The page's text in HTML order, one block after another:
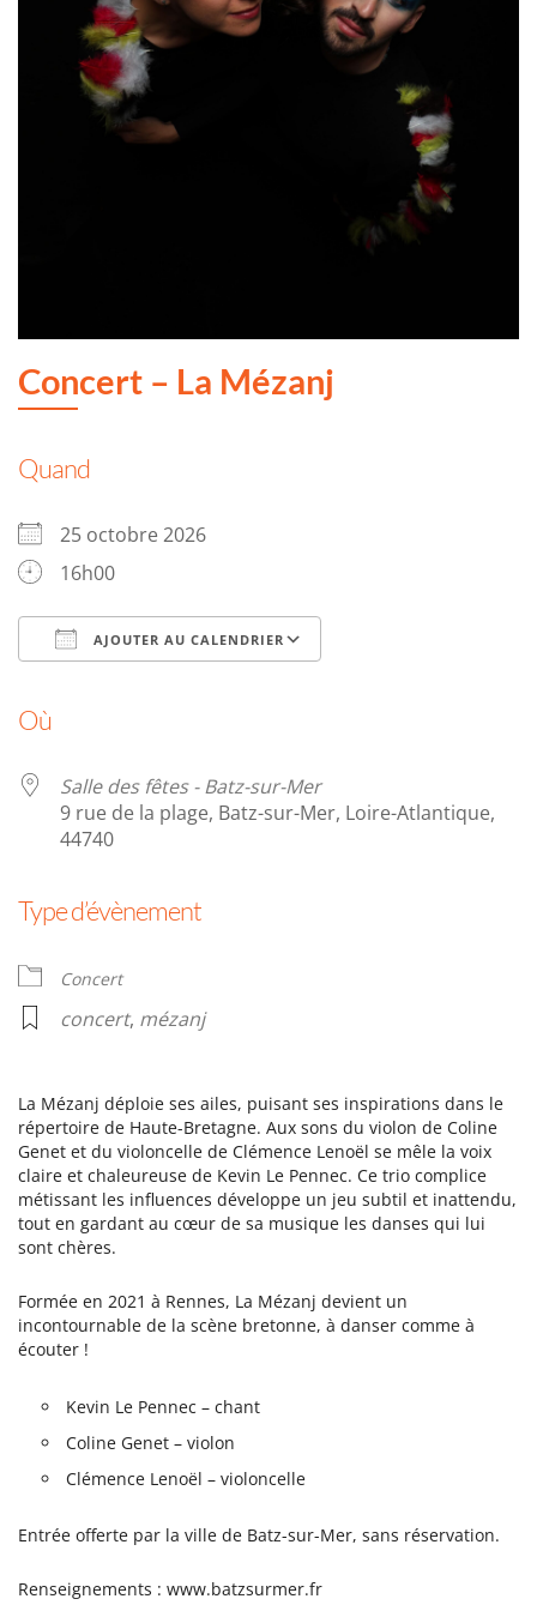
Concert – La Mézanj
Quand
25 octobre 2026
16h00
AJOUTER AU CALENDRIER
Où
Salle des fêtes - Batz-sur-Mer
9 rue de la plage, Batz-sur-Mer, Loire-Atlantique,
44740
Type d’évènement
Concert
concert, mézanj
La Mézanj déploie ses ailes, puisant ses inspirations dans le
répertoire de Haute-Bretagne. Aux sons du violon de Coline
Genet et du violoncelle de Clémence Lenoël se mêle la voix
claire et chaleureuse de Kevin Le Pennec. Ce trio complice
métissant les influences développe un jeu subtil et inattendu,
tout en gardant au cœur de sa musique les danses qui lui
sont chères.
Formée en 2021 à Rennes, La Mézanj devient un
incontournable de la scène bretonne, à danser comme à
écouter !
Kevin Le Pennec – chant
Coline Genet – violon
Clémence Lenoël – violoncelle
Entrée offerte par la ville de Batz-sur-Mer, sans réservation.
Renseignements : www.batzsurmer.fr